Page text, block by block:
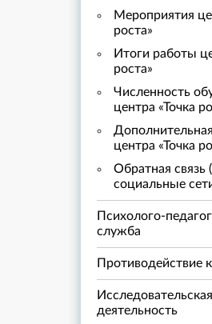
Мероприятия
роста»
Итоги работы
роста»
Численность
центра «Точка
центра «Точка
Обратная связь
социальные
Психолого-
служба
Противодействие
деятельность